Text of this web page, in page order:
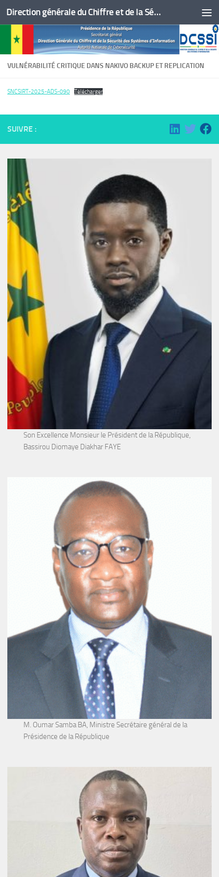
Skip to content Direction générale du Chiffre et de la Sécurité des Systèmes d'Information
VULNÉRABILITÉ CRITIQUE DANS NAKIVO BACKUP ET REPLICATION
SNCSIRT-2025-ADS-090 Télécharger
SUIVRE :
Son Excellence Monsieur le Président de la République,
Bassirou Diomaye Diakhar FAYE
M. Oumar Samba BA, Ministre Secrétaire général de la
Présidence de la République